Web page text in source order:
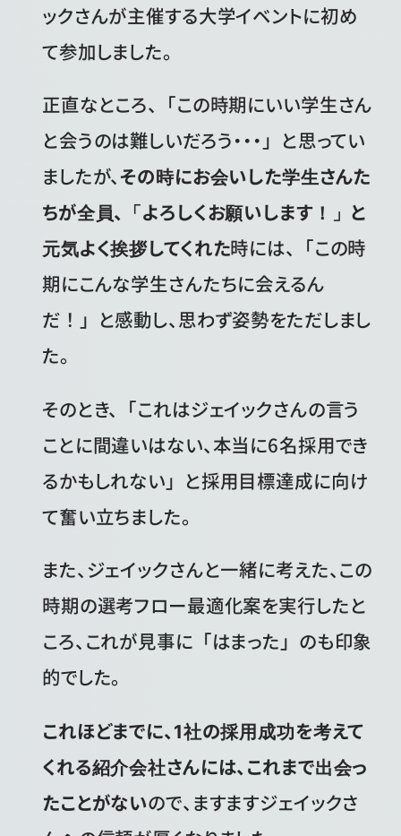
ックさんが主催する大学イベントに初め
て参加しました。
正直なところ、「この時期にいい学生さん
と会うのは難しいだろう・・・」と思ってい
ましたが、その時にお会いした学生さんた
ちが全員、「よろしくお願いします！」と
元気よく挨拶してくれた時には、「この時
期にこんな学生さんたちに会えるん
だ！」と感動し、思わず姿勢をただしまし
た。
そのとき、「これはジェイックさんの言う
ことに間違いはない、本当に6名採用でき
るかもしれない」と採用目標達成に向け
て奮い立ちました。
また、ジェイックさんと一緒に考えた、この
時期の選考フロー最適化案を実行したと
ころ、これが見事に「はまった」のも印象
的でした。
これほどまでに、1社の採用成功を考えて
くれる紹介会社さんには、これまで出会っ
たことがないので、ますますジェイックさ